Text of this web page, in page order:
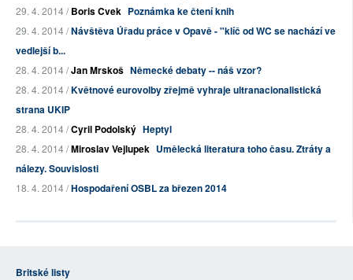
29. 4. 2014 /Boris Cvek Poznámka ke čtení knih
29. 4. 2014 /Návštěva Úřadu práce v Opavě - "klíč od WC se nachází ve
vedlejší b...
28. 4. 2014 /Jan Mrskoš Německé debaty -- náš vzor?
28. 4. 2014 /Květnové eurovolby zřejmě vyhraje ultranacionalistická
strana UKIP
28. 4. 2014 /Cyril Podolský Heptyl
28. 4. 2014 /Miroslav Vejlupek Umělecká literatura toho času. Ztráty a
nálezy. Souvislosti
18. 4. 2014 /Hospodaření OSBL za březen 2014
Britské listy